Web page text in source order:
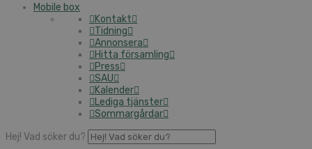
Mobile box
Kontakt
Tidning
Annonsera
Hitta församling
Press
SAU
Kalender
Lediga tjänster
Sommargårdar
Hej! Vad söker du?